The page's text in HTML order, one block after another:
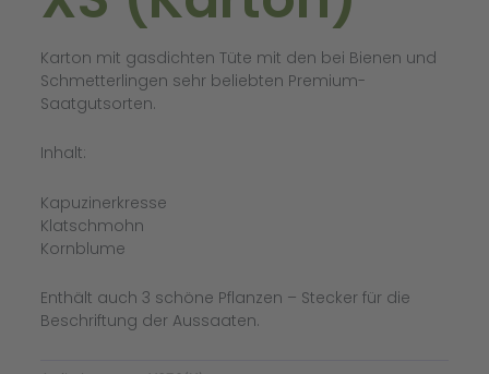
Karton mit gasdichten Tüte mit den bei Bienen und
Schmetterlingen sehr beliebten Premium-
Saatgutsorten.
Inhalt:
Kapuzinerkresse
Klatschmohn
Kornblume
Enthält auch 3 schöne Pflanzen – Stecker für die
Beschriftung der Aussaaten.